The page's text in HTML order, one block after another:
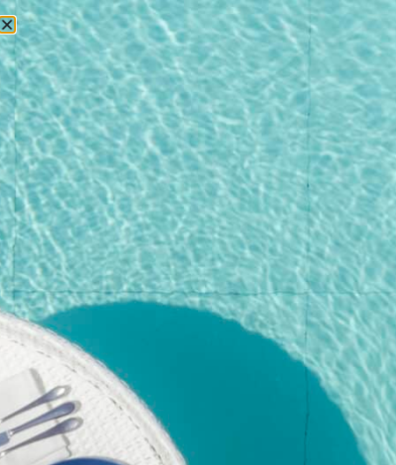
БРОНИРОВАНИЕ